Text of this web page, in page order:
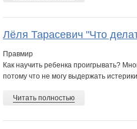
Лёля Тарасевич "Что
Правмир
Как научить ребенка проигрывать?
потому что не могу выдержать
Читать полностью